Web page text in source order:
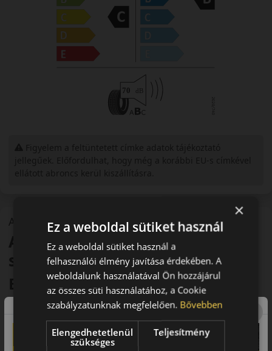
A mintázat
Arivo Ultra ARZ 5 – Nyári
személyautó gumi
Bevezető – Sportos karakter és
precíz irányíthatóság
Az Arivo Ultra ARZ 5egy sportos hangolású nyári
gumiabroncs, amely a dinamikus vezetési élményt és a pontos
irányíthatóságot helyezi előtérbe.
×
Ez a weboldal sütiket használ
Ez a weboldal sütiket használ a
felhasználói élmény javítása érdekében. A
weboldalunk használatával Ön hozzájárul
az összes süti használatához, a Cookie
szabályzatunknak megfelelően. Bővebben
Elengedhetetlenül
szükséges
Teljesítmény